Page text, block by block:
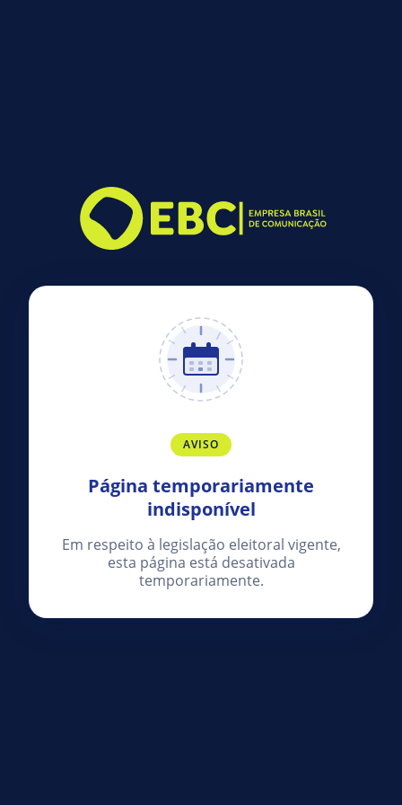
AVISO
Página temporariamente
indisponível
Em respeito à legislação eleitoral vigente,
esta página está desativada
temporariamente.